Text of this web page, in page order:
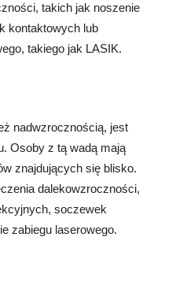
takich jak noszenie
kontaktowych lub
takiego jak LASIK.
nadwzrocznością, jest
Osoby z tą wadą mają
znajdujących się blisko.
dalekowzroczności,
soczewek
zabiegu laserowego.